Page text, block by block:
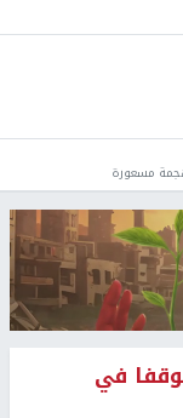
وموقفا في